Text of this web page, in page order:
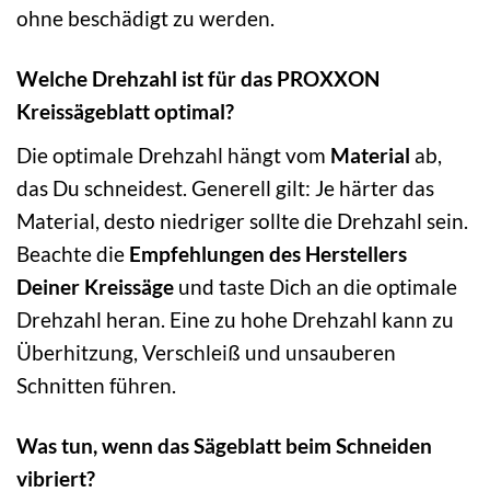
ohne beschädigt zu werden.
Welche Drehzahl ist für das PROXXON
Kreissägeblatt optimal?
Die optimale Drehzahl hängt vom Material ab,
das Du schneidest. Generell gilt: Je härter das
Material, desto niedriger sollte die Drehzahl sein.
Beachte die Empfehlungen des Herstellers
Deiner Kreissäge und taste Dich an die optimale
Drehzahl heran. Eine zu hohe Drehzahl kann zu
Überhitzung, Verschleiß und unsauberen
Schnitten führen.
Was tun, wenn das Sägeblatt beim Schneiden
vibriert?